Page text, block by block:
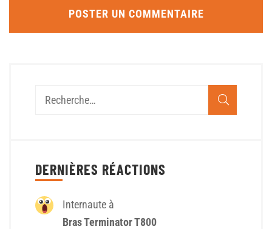
DERNIÈRES RÉACTIONS
Internaute à
Bras Terminator T800